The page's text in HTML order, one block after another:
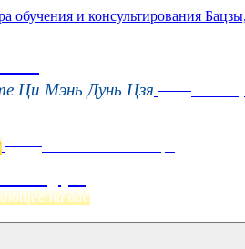
обучения и консультирования
Ци Мэнь Дунь Цзя
на вас